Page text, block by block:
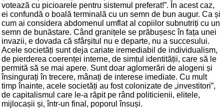
votează cu picioarele pentru sistemul preferat!”. În acest caz,
ei confundă o boală terminală cu un semn de bun augur. Ca și
cum ai considera abdomenul umflat al copiilor subnutriți cu un
semn de bunăstare. Când granițele se prăbușesc în fața unei
invazii, e dovada că sfârșitul nu e departe, nu a succesului.
Acele societăți sunt deja cariate iremediabil de individualism,
de pierderea coerenței interne, de simțul identității, care să le
permită să se mai apere. Sunt doar aglomerări de alogeni și
însingurați în trecere, mânați de interese imediate. Cu mult
timp înainte, acele societăți au fost colonizate de „investitori”,
de capitalismul care le-a răpit pe rând politicienii, elitele,
mijlocașii și, într-un final, poporul însuși.